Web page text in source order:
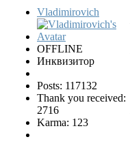
Vladimirovich
OFFLINE
Инквизитор
Posts: 117132
Thank you received:
2716
Karma: 123